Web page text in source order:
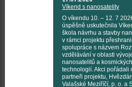
Víkend s nanosatelity
O víkendu 10. – 12. 7
úspěšně uskutečnila
škola návrhu a stavby
v rámci projektu
spolupráce s názvem
vzdělávání v oblasti
nanosatelitů a kosmických
technologií. Akci pořádali
partneři projektu,
Valašské Meziříčí, p. o. a